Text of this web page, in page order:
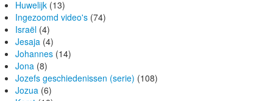
Huwelijk (13)
Ingezoomd video's (74)
Israël (4)
Jesaja (4)
Johannes (14)
Jona (8)
Jozefs geschiedenissen (serie) (108)
Jozua (6)